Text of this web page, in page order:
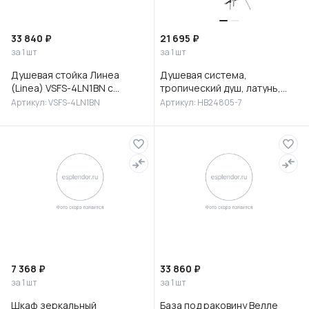
33 840 ₽
за 1 шт
Душевая стойка Линеа
(Linea) VSFS-4LN1BN с
изливом, брашированный
Артикул: VSFS-4LN1BN
21 695 ₽
за 1 шт
Душевая система,
тропический душ, латунь,
черный/хром, HB24805-7
Артикул: HB24805-7
7 368 ₽
за 1 шт
Шкаф зеркальный
33 860 ₽
за 1 шт
База под раковину Велле